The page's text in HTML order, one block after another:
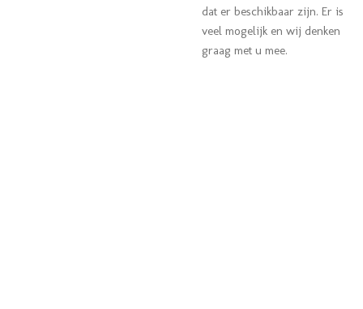
dat er beschikbaar zijn. Er is
veel mogelijk en wij denken
graag met u mee.